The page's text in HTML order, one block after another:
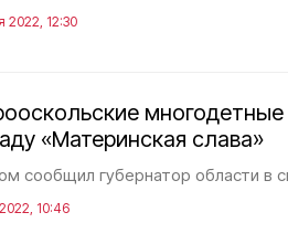
2022, 12:30
«Материнская слава»
сообщил губернатор области в
10:46